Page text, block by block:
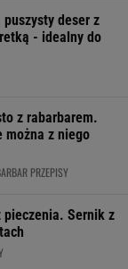
deser z
- idealny do
z rabarbarem.
można z niego
PRZEPISY
pieczenia. Sernik z